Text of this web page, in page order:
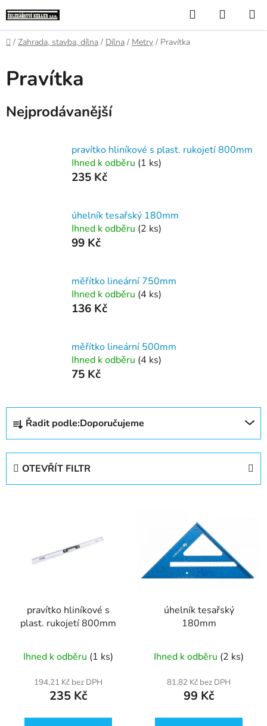
na
obsah
Hledat
KOŠÍK
Domů
/ Zahrada, stavba, dílna / Dílna / Metry / Pravítka
Pravítka
Nejprodávanější
pravítko hliníkové s plast. rukojetí 800mm
Ihned k odběru (1 ks)
235 Kč
úhelník tesařský 180mm
Ihned k odběru (2 ks)
99 Kč
měřítko lineární 750mm
Ihned k odběru (4 ks)
136 Kč
měřítko lineární 500mm
Ihned k odběru (4 ks)
75 Kč
Ř
z
Řadit podle:Doporučujeme
OTEVŘÍT FILTR
pravítko hliníkové s
plast. rukojetí 800mm
Ihned k odběru (1 ks)
194,21 Kč bez DPH
235 Kč
úhelník tesařský
180mm
Ihned k odběru (2 ks)
81,82 Kč bez DPH
99 Kč